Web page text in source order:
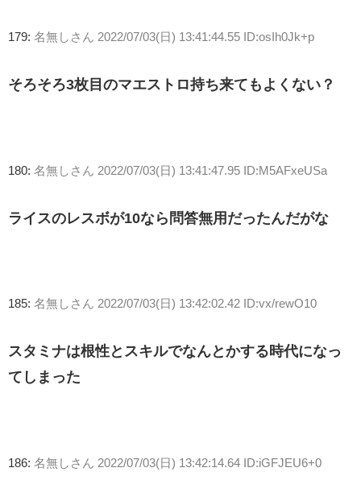
179: 名無しさん 2022/07/03(日) 13:41:44.55 ID:osIh0Jk+p
そろそろ3枚目のマエストロ持ち来てもよくない？
180: 名無しさん 2022/07/03(日) 13:41:47.95 ID:M5AFxeUSa
ライスのレスボが10なら問答無用だったんだがな
185: 名無しさん 2022/07/03(日) 13:42:02.42 ID:vx/rewO10
スタミナは根性とスキルでなんとかする時代になっ
てしまった
186: 名無しさん 2022/07/03(日) 13:42:14.64 ID:iGFJEU6+0